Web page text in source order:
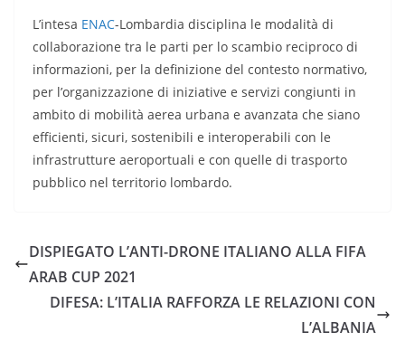
L’intesa ENAC-Lombardia disciplina le modalità di
collaborazione tra le parti per lo scambio reciproco di
informazioni, per la definizione del contesto normativo,
per l’organizzazione di iniziative e servizi congiunti in
ambito di mobilità aerea urbana e avanzata che siano
efficienti, sicuri, sostenibili e interoperabili con le
infrastrutture aeroportuali e con quelle di trasporto
pubblico nel territorio lombardo.
DISPIEGATO L’ANTI-DRONE ITALIANO ALLA FIFA
ARAB CUP 2021
DIFESA: L’ITALIA RAFFORZA LE RELAZIONI CON
L’ALBANIA